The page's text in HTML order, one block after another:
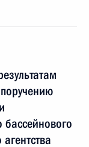
бассейнового